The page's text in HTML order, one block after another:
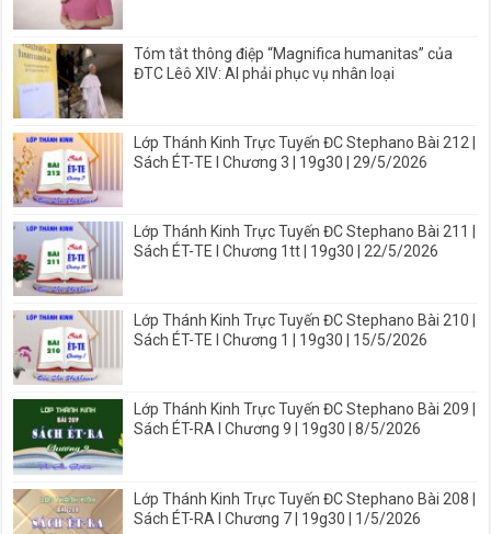
Tóm tắt thông điệp “Magnifica humanitas” của
ĐTC Lêô XIV: AI phải phục vụ nhân loại
Lớp Thánh Kinh Trực Tuyến ĐC Stephano Bài 212 |
Sách ÉT-TE I Chương 3 | 19g30 | 29/5/2026
Lớp Thánh Kinh Trực Tuyến ĐC Stephano Bài 211 |
Sách ÉT-TE I Chương 1tt | 19g30 | 22/5/2026
Lớp Thánh Kinh Trực Tuyến ĐC Stephano Bài 210 |
Sách ÉT-TE I Chương 1 | 19g30 | 15/5/2026
Lớp Thánh Kinh Trực Tuyến ĐC Stephano Bài 209 |
Sách ÉT-RA I Chương 9 | 19g30 | 8/5/2026
Lớp Thánh Kinh Trực Tuyến ĐC Stephano Bài 208 |
Sách ÉT-RA I Chương 7 | 19g30 | 1/5/2026